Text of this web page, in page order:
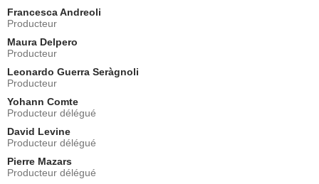
Francesca Andreoli
Producteur
Maura Delpero
Producteur
Leonardo Guerra Seràgnoli
Producteur
Yohann Comte
Producteur délégué
David Levine
Producteur délégué
Pierre Mazars
Producteur délégué